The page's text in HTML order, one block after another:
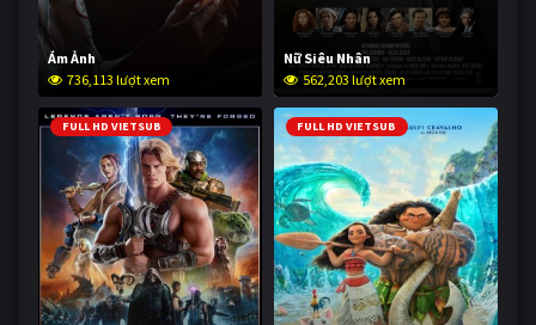
Ám Ảnh
736,113 lượt xem
Nữ Siêu Nhân
562,203 lượt xem
FULL HD VIETSUB FULL HD VIETSUB